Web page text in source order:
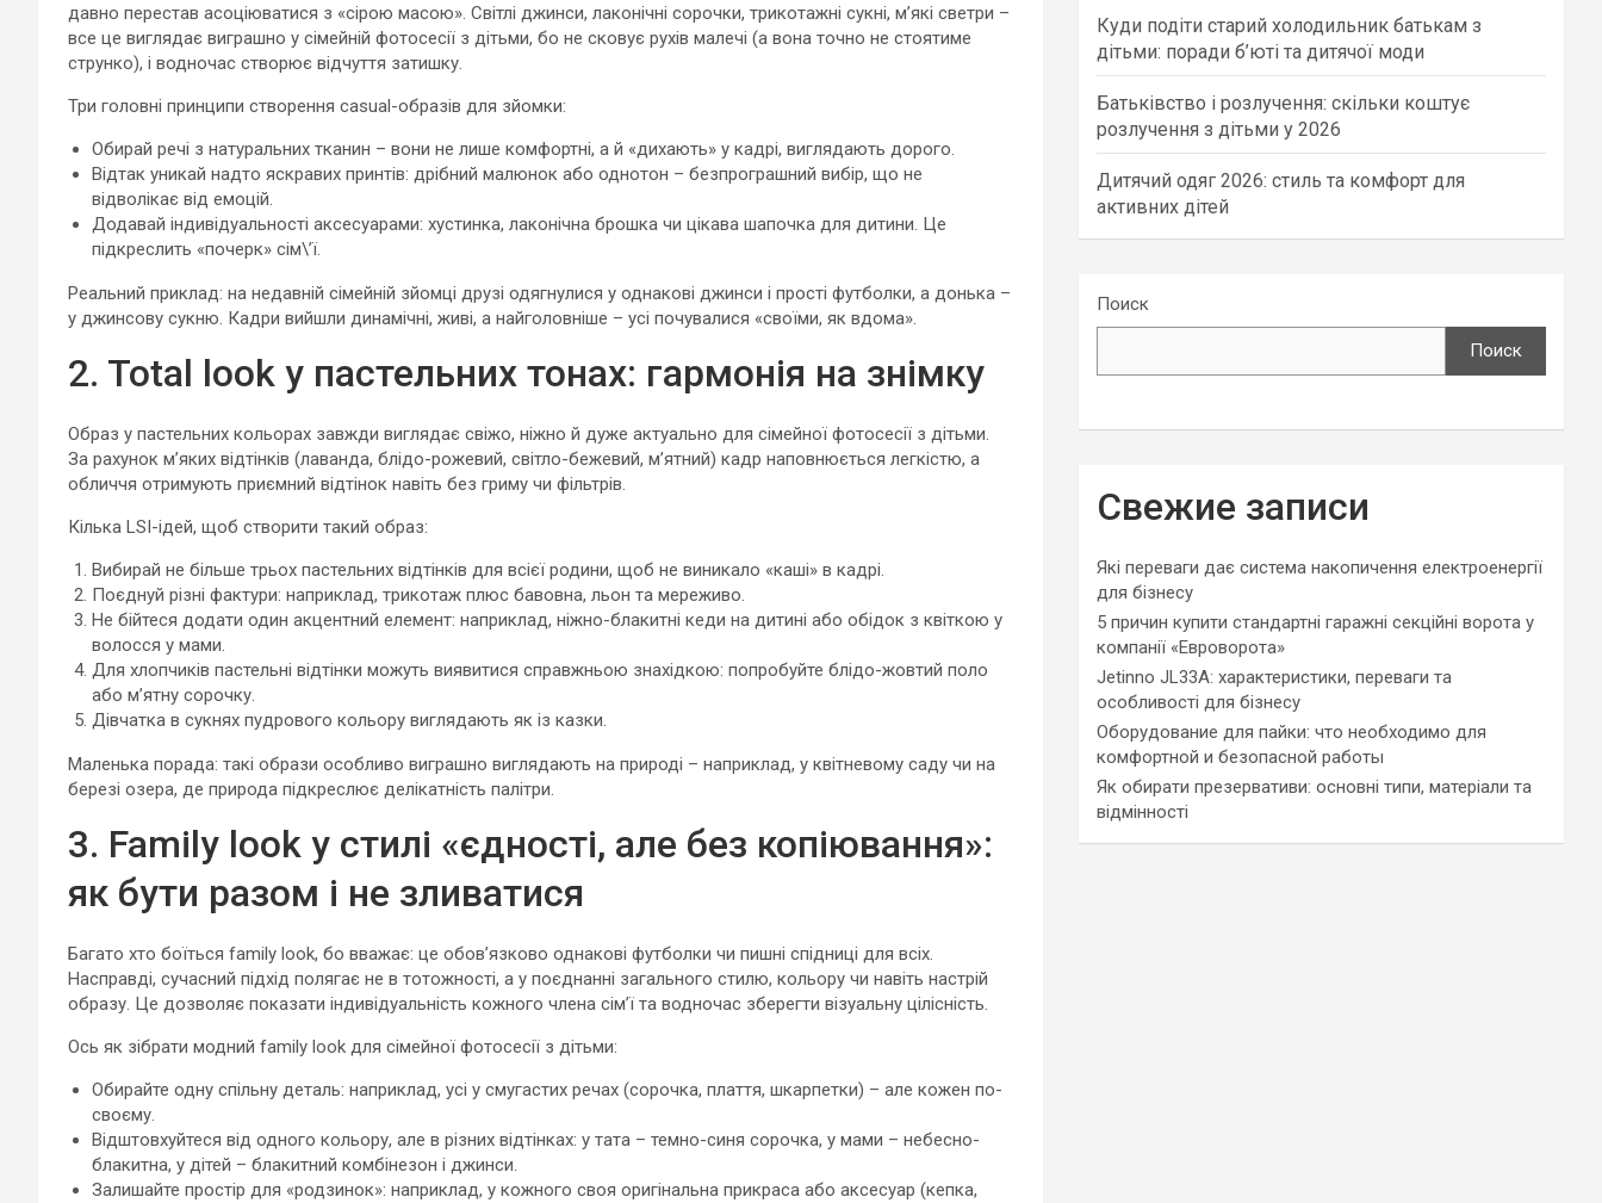
давно перестав асоціюватися з «сірою масою». Світлі джинси, лаконічні сорочки, трикотажні сукні, м’які светри –
все це виглядає виграшно у сімейній фотосесії з дітьми, бо не сковує рухів малечі (а вона точно не стоятиме
струнко), і водночас створює відчуття затишку.
Три головні принципи створення casual-образів для зйомки:
Обирай речі з натуральних тканин – вони не лише комфортні, а й «дихають» у кадрі, виглядають дорого.
Відтак уникай надто яскравих принтів: дрібний малюнок або однотон – безпрограшний вибір, що не
відволікає від емоцій.
Додавай індивідуальності аксесуарами: хустинка, лаконічна брошка чи цікава шапочка для дитини. Це
підкреслить «почерк» сім\’ї.
Реальний приклад: на недавній сімейній зйомці друзі одягнулися у однакові джинси і прості футболки, а донька –
у джинсову сукню. Кадри вийшли динамічні, живі, а найголовніше – усі почувалися «своїми, як вдома».
2. Total look у пастельних тонах: гармонія на знімку
Образ у пастельних кольорах завжди виглядає свіжо, ніжно й дуже актуально для сімейної фотосесії з дітьми.
За рахунок м’яких відтінків (лаванда, блідо-рожевий, світло-бежевий, м’ятний) кадр наповнюється легкістю, а
обличчя отримують приємний відтінок навіть без гриму чи фільтрів.
Кілька LSI-ідей, щоб створити такий образ:
Вибирай не більше трьох пастельних відтінків для всієї родини, щоб не виникало «каші» в кадрі.
Поєднуй різні фактури: наприклад, трикотаж плюс бавовна, льон та мереживо.
Не бійтеся додати один акцентний елемент: наприклад, ніжно-блакитні кеди на дитині або обідок з квіткою у
волосся у мами.
Для хлопчиків пастельні відтінки можуть виявитися справжньою знахідкою: попробуйте блідо-жовтий поло
або м’ятну сорочку.
Дівчатка в сукнях пудрового кольору виглядають як із казки.
Маленька порада: такі образи особливо виграшно виглядають на природі – наприклад, у квітневому саду чи на
березі озера, де природа підкреслює делікатність палітри.
3. Family look у стилі «єдності, але без копіювання»:
як бути разом і не зливатися
Багато хто боїться family look, бо вважає: це обов’язково однакові футболки чи пишні спідниці для всіх.
Насправді, сучасний підхід полягає не в тотожності, а у поєднанні загального стилю, кольору чи навіть настрій
образу. Це дозволяє показати індивідуальність кожного члена сім’ї та водночас зберегти візуальну цілісність.
Ось як зібрати модний family look для сімейної фотосесії з дітьми:
Обирайте одну спільну деталь: наприклад, усі у смугастих речах (сорочка, плаття, шкарпетки) – але кожен по-
своєму.
Відштовхуйтеся від одного кольору, але в різних відтінках: у тата – темно-синя сорочка, у мами – небесно-
блакитна, у дітей – блакитний комбінезон і джинси.
Залишайте простір для «родзинок»: наприклад, у кожного своя оригінальна прикраса або аксесуар (кепка,
Куди подіти старий холодильник батькам з
дітьми: поради б’юті та дитячої моди
Батьківство і розлучення: скільки коштує
розлучення з дітьми у 2026
Дитячий одяг 2026: стиль та комфорт для
активних дітей
Поиск
Поиск
Свежие записи
Які переваги дає система накопичення електроенергії
для бізнесу
5 причин купити стандартні гаражні секційні ворота у
компанії «Евроворота»
Jetinno JL33A: характеристики, переваги та
особливості для бізнесу
Оборудование для пайки: что необходимо для
комфортной и безопасной работы
Як обирати презервативи: основні типи, матеріали та
відмінності